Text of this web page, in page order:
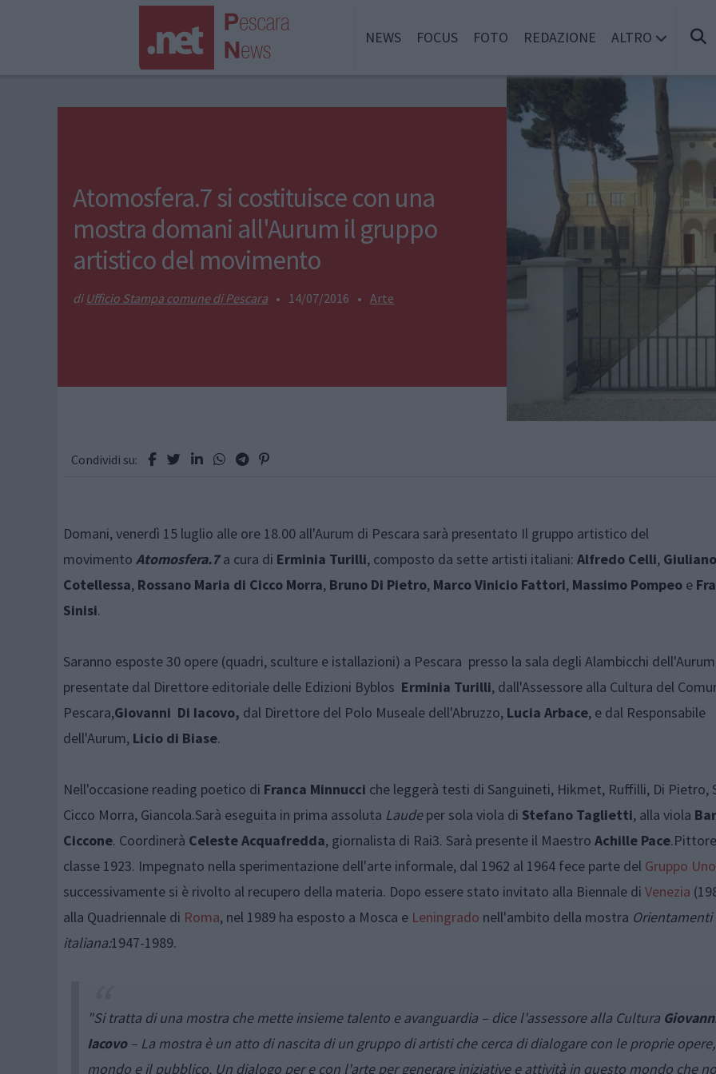
NEWS FOCUS FOTO REDAZIONE ALTRO
Atomosfera.7 si costituisce con una
mostra domani all'Aurum il gruppo
artistico del movimento
Ufficio Stampa comune di Pescara • 14/07/2016 • Arte
Condividi su:
Domani, venerdì 15 luglio alle ore 18.00 all'Aurum di Pescara sarà presentato Il gruppo artistico del
movimento Atomosfera.7a cura di Erminia Turilli, composto da sette artisti italiani: Alfredo Celli,Giuliano
Cotellessa,Rossano Maria di Cicco Morra,Bruno Di Pietro,Marco Vinicio Fattori,Massimo Pompeo e
Sinisi.
Saranno esposte 30 opere (quadri, sculture e istallazioni) a Pescara presso la sala degli Alambicchi dell'Aurum
presentate dal Direttore editoriale delle Edizioni Byblos Erminia Turilli, dall'Assessore alla Cultura del
Pescara,Giovanni Di Iacovo, dal Direttore del Polo Museale dell'Abruzzo, Lucia Arbace, e dal Responsabile
dell'Aurum, Licio di Biase.
Nell'occasione reading poetico di Franca Minnucci che leggerà testi di Sanguineti, Hikmet, Ruffilli, Di Pietro,
Cicco Morra, Giancola.Sarà eseguita in prima assoluta Laudeper sola viola di Stefano Taglietti, alla viola
Ciccone. Coordinerà Celeste Acquafredda, giornalista di Rai3. Sarà presente il Maestro Achille Pace
classe 1923. Impegnato nella sperimentazione dell'arte informale, dal 1962 al 1964 fece parte del Gruppo Uno
successivamente si è rivolto al recupero della materia. Dopo essere stato invitato alla Biennale di Venezia
alla Quadriennale di Roma, nel 1989 ha esposto a Mosca e Leningrado nell'ambito della mostra
italiana:1947-1989.
"Si tratta di una mostra che mette insieme talento e avanguardia – dice l'assessore alla Cultura
Iacovo– La mostra è un atto di nascita di un gruppo di artisti che cerca di dialogare con le proprie
mondo e il pubblico. Un dialogo per e con l'arte per generare iniziative e attività in questo mondo che